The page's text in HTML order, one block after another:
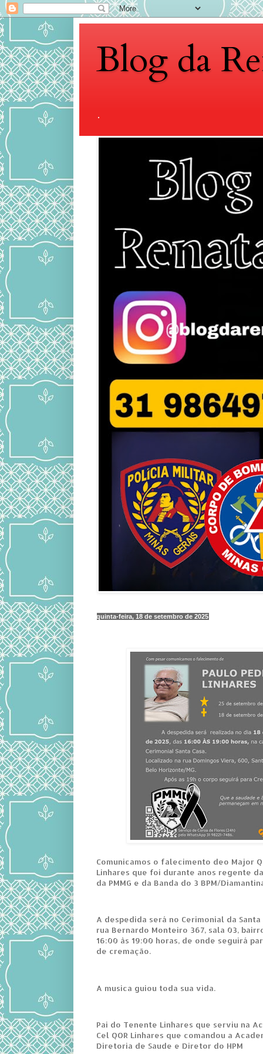
Blog da
.
quinta-feira, 18 de setembro de 2025
Comunicamos o falecimento deo Major
Linhares que foi durante anos regente
da PMMG e da Banda do 3 BPM/
A despedida será no Cerimonial da
rua Bernardo Monteiro 367, sala 03,
16:00 às 19:00 horas, de onde seguirá
de cremação.
A musica guiou toda sua vida.
Pai do Tenente Linhares que serviu na
Cel QOR Linhares que comandou a
Diretoria de Saude e Diretor do HPM